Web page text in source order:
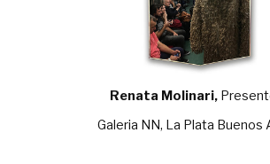
Renata Molinari,Presente 1
Galeria NN, La Plata Buenos Aires